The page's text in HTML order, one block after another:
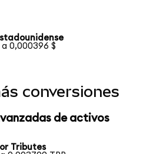
a 0,000396 $
conversiones
de activos
Tributes